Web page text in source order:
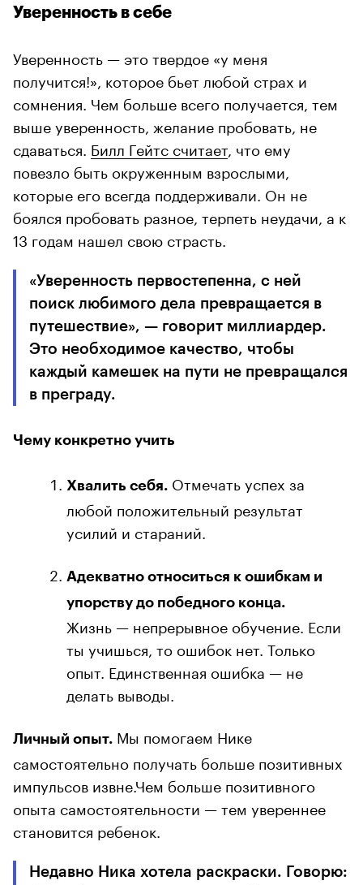
Уверенность в себе
Уверенность — это твердое «у меня
получится!», которое бьет любой страх и
сомнения. Чем больше всего получается, тем
выше уверенность, желание пробовать, не
сдаваться. Билл Гейтс считает, что ему
повезло быть окруженным взрослыми,
которые его всегда поддерживали. Он не
боялся пробовать разное, терпеть неудачи, а к
13 годам нашел свою страсть.
«Уверенность первостепенна, с ней
поиск любимого дела превращается в
путешествие», — говорит миллиардер.
Это необходимое качество, чтобы
каждый камешек на пути не превращался
в преграду.
Чему конкретно учить
Хвалить себя. Отмечать успех за
любой положительный результат
усилий и стараний.
Адекватно относиться к ошибкам и
упорству до победного конца.
Жизнь — непрерывное обучение. Если
ты учишься, то ошибок нет. Только
опыт. Единственная ошибка — не
делать выводы.
Личный опыт. Мы помогаем Нике
самостоятельно получать больше позитивных
импульсов извне.Чем больше позитивного
опыта самостоятельности — тем увереннее
становится ребенок.
Недавно Ника хотела раскраски. Говорю: